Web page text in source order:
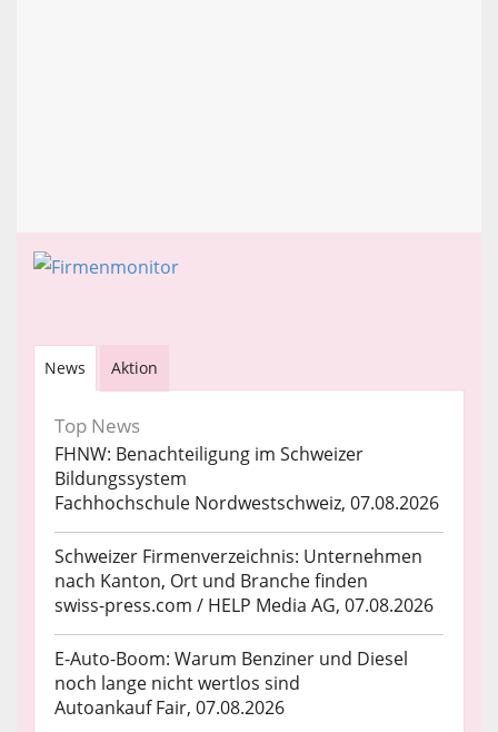
News Aktion
Top News
FHNW: Benachteiligung im Schweizer
Bildungssystem
Fachhochschule Nordwestschweiz, 07.08.2026
Schweizer Firmenverzeichnis: Unternehmen
nach Kanton, Ort und Branche finden
swiss-press.com / HELP Media AG, 07.08.2026
E-Auto-Boom: Warum Benziner und Diesel
noch lange nicht wertlos sind
Autoankauf Fair, 07.08.2026